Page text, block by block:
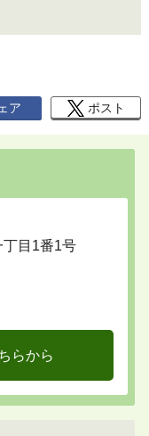
ア ポスト
目1番1号
らから